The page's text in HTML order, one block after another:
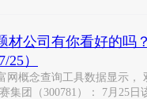
材公司有你看好的吗？
25）
网概念查询工具数据显示，
集团（300781）： 7月25日